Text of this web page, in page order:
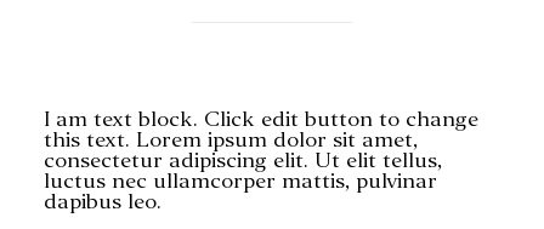
RECHERCHE
I am text block. Click edit button to change
this text. Lorem ipsum dolor sit amet,
consectetur adipiscing elit. Ut elit tellus,
luctus nec ullamcorper mattis, pulvinar
dapibus leo.